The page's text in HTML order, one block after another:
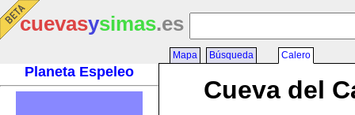
cuevasysimas.es
Planeta Espeleo
Mapa Búsqueda Calero
Cueva del